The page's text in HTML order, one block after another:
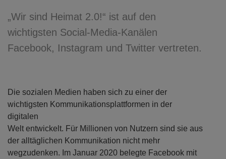
„Wir sind Heimat 2.0!“ ist auf den
wichtigsten Social-Media-Kanälen
Facebook, Instagram und Twitter vertreten.
Die sozialen Medien haben sich zu einer der
wichtigsten Kommunikationsplattformen in der
digitalen
Welt entwickelt. Für Millionen von Nutzern sind sie aus
der alltäglichen Kommunikation nicht mehr
wegzudenken. Im Januar 2020 belegte Facebook mit